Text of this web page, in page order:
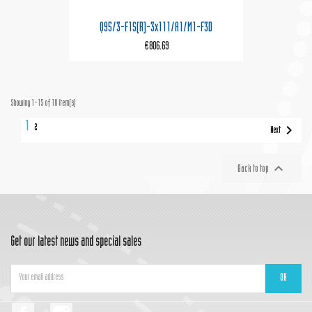
Q95/3-F1S(R)-3x111/A1/M1-F3D
€806.69
Showing 1-15 of 18 item(s)
1 2 Next 
Back to top 
Get our latest news and special sales